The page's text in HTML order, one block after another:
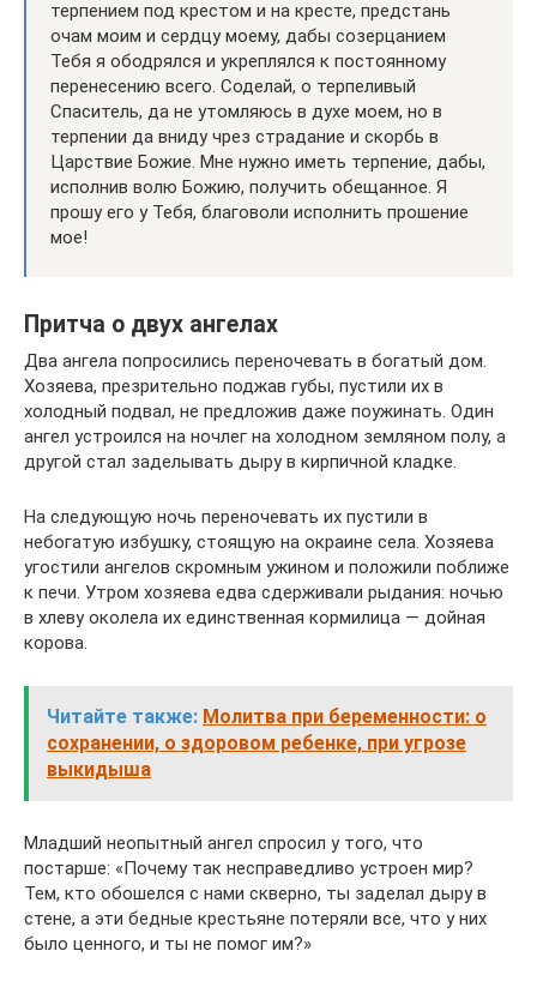
терпением под крестом и на кресте, предстань
очам моим и сердцу моему, дабы созерцанием
Тебя я ободрялся и укреплялся к постоянному
перенесению всего. Соделай, о терпеливый
Спаситель, да не утомляюсь в духе моем, но в
терпении да вниду чрез страдание и скорбь в
Царствие Божие. Мне нужно иметь терпение, дабы,
исполнив волю Божию, получить обещанное. Я
прошу его у Тебя, благоволи исполнить прошение
мое!
Притча о двух ангелах
Два ангела попросились переночевать в богатый дом.
Хозяева, презрительно поджав губы, пустили их в
холодный подвал, не предложив даже поужинать. Один
ангел устроился на ночлег на холодном земляном полу, а
другой стал заделывать дыру в кирпичной кладке.
На следующую ночь переночевать их пустили в
небогатую избушку, стоящую на окраине села. Хозяева
угостили ангелов скромным ужином и положили поближе
к печи. Утром хозяева едва сдерживали рыдания: ночью
в хлеву околела их единственная кормилица — дойная
корова.
Читайте также: Молитва при беременности: о
сохранении, о здоровом ребенке, при угрозе
выкидыша
Младший неопытный ангел спросил у того, что
постарше: «Почему так несправедливо устроен мир?
Тем, кто обошелся с нами скверно, ты заделал дыру в
стене, а эти бедные крестьяне потеряли все, что у них
было ценного, и ты не помог им?»